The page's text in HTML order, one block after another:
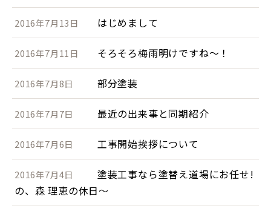
2016年7月13日 はじめまして
2016年7月11日 そろそろ梅雨明けですね～！
2016年7月8日 部分塗装
2016年7月7日 最近の出来事と同期紹介
2016年7月6日 工事開始挨拶について
2016年7月4日
塗装工事なら塗替え道場にお任せ!
の、森 理恵の休日～